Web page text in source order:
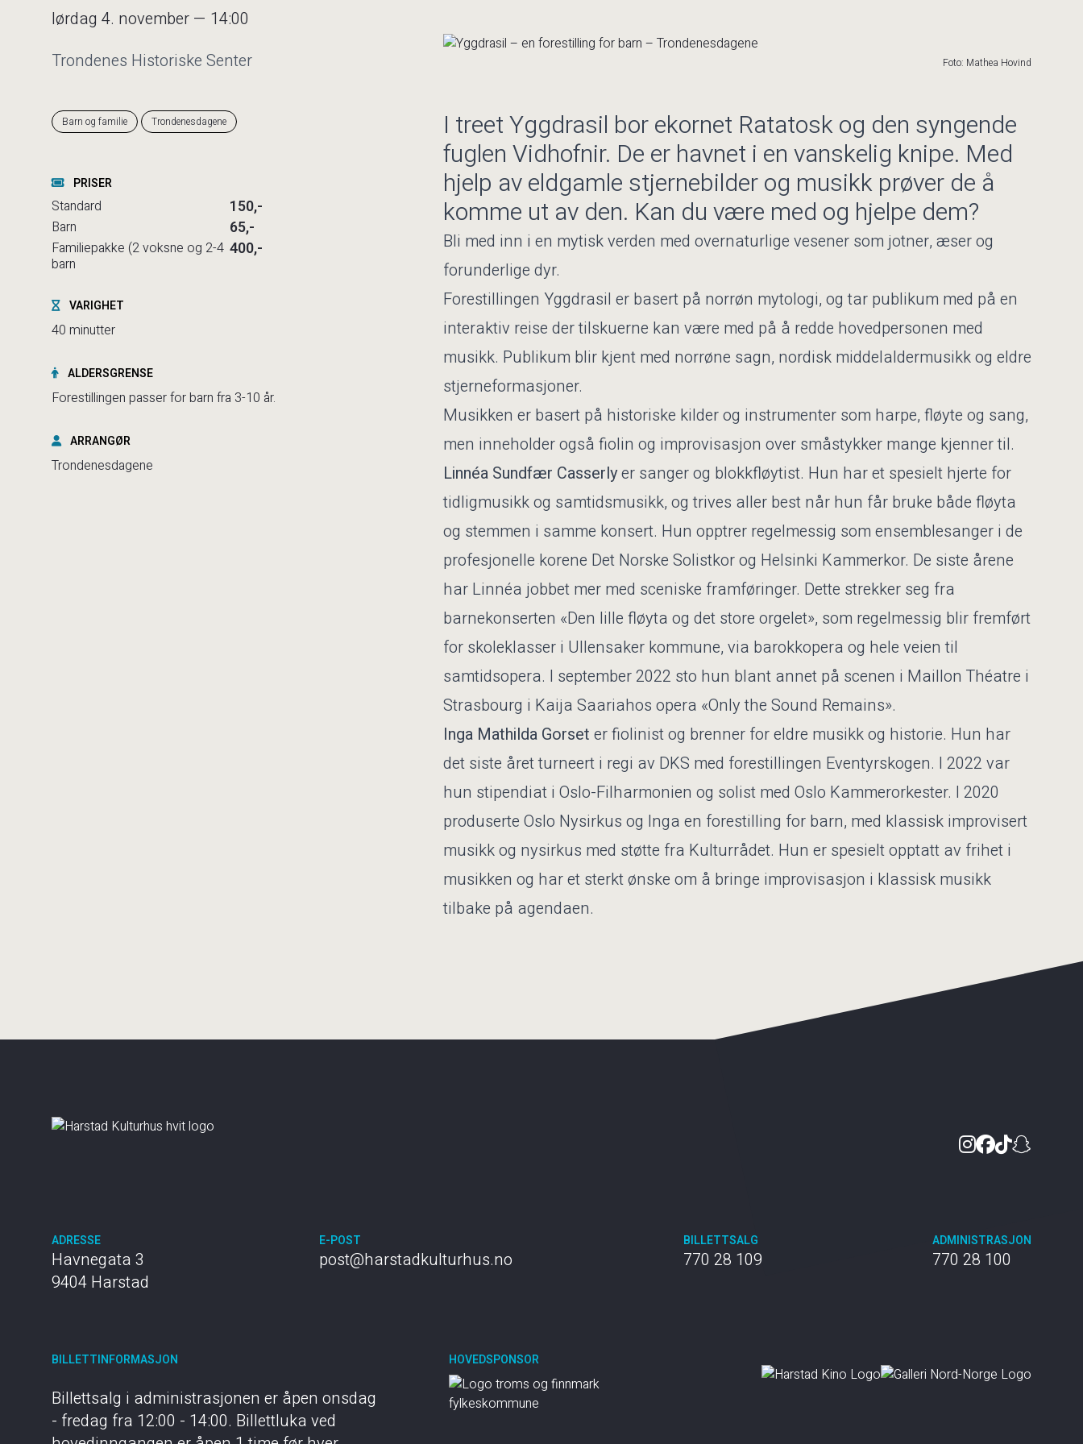
Foto: Mathea Hovind
lørdag 4. november — 14:00
Trondenes Historiske Senter
I treet Yggdrasil bor ekornet Ratatosk og den syngende
fuglen Vidhofnir. De er havnet i en vanskelig knipe. Med
hjelp av eldgamle stjernebilder og musikk prøver de å
komme ut av den. Kan du være med og hjelpe dem?
Bli med inn i en mytisk verden med overnaturlige vesener som jotner, æser og
forunderlige dyr.
Forestillingen Yggdrasil er basert på norrøn mytologi, og tar publikum med på en
interaktiv reise der tilskuerne kan være med på å redde hovedpersonen med
musikk. Publikum blir kjent med norrøne sagn, nordisk middelaldermusikk og eldre
stjerneformasjoner.
Musikken er basert på historiske kilder og instrumenter som harpe, fløyte og sang,
men inneholder også fiolin og improvisasjon over småstykker mange kjenner til.
Linnéa Sundfær Casserlyer sanger og blokkfløytist. Hun har et spesielt hjerte for
tidligmusikk og samtidsmusikk, og trives aller best når hun får bruke både fløyta
og stemmen i samme konsert. Hun opptrer regelmessig som ensemblesanger i de
profesjonelle korene Det Norske Solistkor og Helsinki Kammerkor. De siste årene
har Linnéa jobbet mer med sceniske framføringer. Dette strekker seg fra
barnekonserten «Den lille fløyta og det store orgelet», som regelmessig blir fremført
for skoleklasser i Ullensaker kommune, via barokkopera og hele veien til
samtidsopera. I september 2022 sto hun blant annet på scenen i Maillon Théatre i
Strasbourg i Kaija Saariahos opera «Only the Sound Remains».
Inga Mathilda Gorset er fiolinist og brenner for eldre musikk og historie. Hun har
det siste året turneert i regi av DKS med forestillingen Eventyrskogen. I 2022 var
hun stipendiat i Oslo-Filharmonien og solist med Oslo Kammerorkester. I 2020
produserte Oslo Nysirkus og Inga en forestilling for barn, med klassisk improvisert
musikk og nysirkus med støtte fra Kulturrådet. Hun er spesielt opptatt av frihet i
musikken og har et sterkt ønske om å bringe improvisasjon i klassisk musikk
tilbake på agendaen.
Barn og familie Trondenesdagene
PRISER
Standard 150,-
Barn 65,-
Familiepakke (2 voksne og 2-4
barn
400,-
VARIGHET
40 minutter
ALDERSGRENSE
Forestillingen passer for barn fra 3-10 år.
ARRANGØR
Trondenesdagene
Instagram
Facebook
TikTok
ADRESSE
Havnegata 3
9404 Harstad
E-POST
post@harstadkulturhus.no
BILLETTSALG
770 28 109
ADMINISTRASJON
770 28 100
BILLETTINFORMASJON
Billettsalg i administrasjonen er åpen onsdag
- fredag fra 12:00 - 14:00. Billettluka ved
HOVEDSPONSOR